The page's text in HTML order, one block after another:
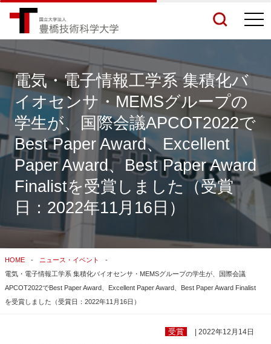
検索結果をもっと見る
関連サイトすべてを検索する
電気・電子情報工学系 集積化バ
イオセンサ・MEMSグループの
学生が、国際会議APCOT2022で
Best Paper Award、Excellent
Paper Award、Best Paper Award
Finalistを受賞しました（受賞
日：2022年11月16日）
HOME
ニュース・イベント
電気・電子情報工学系 集積化バイオセンサ・MEMSグループの学生が、国際会議
APCOT2022でBest Paper Award、Excellent Paper Award、Best Paper Award Finalist
を受賞しました（受賞日：2022年11月16日）
受賞 | 2022年12月14日